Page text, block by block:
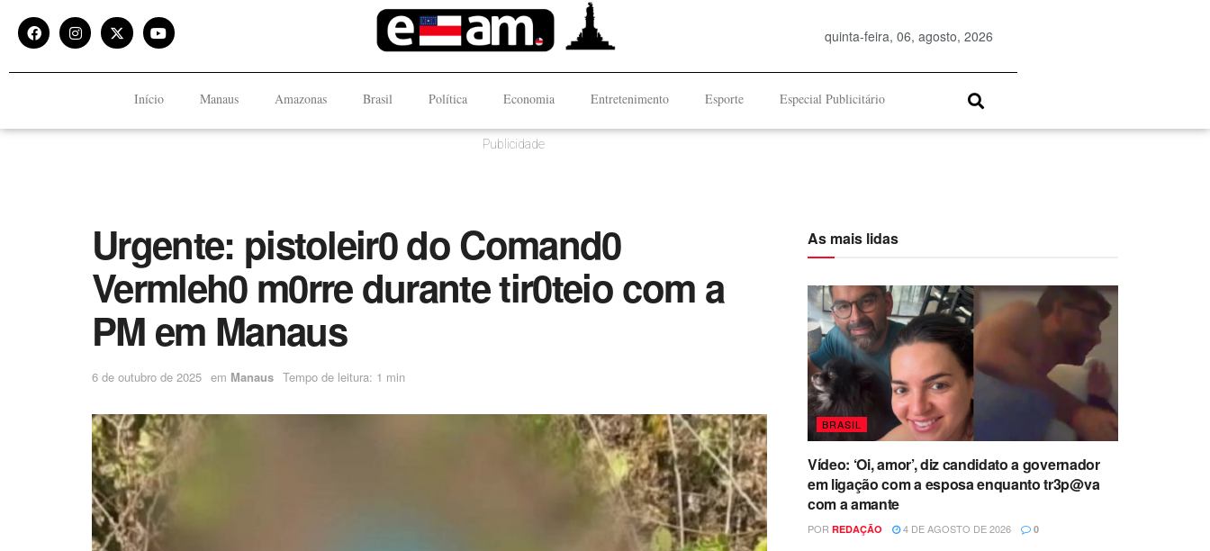
quinta-feira, 06, agosto, 2026
Início Manaus Amazonas Brasil Política Economia Entretenimento Esporte Especial Publicitário
Publicidade
Urgente: pistoleir0 do Comand0
Vermleh0 m0rre durante tir0teio com a
PM em Manaus
6 de outubro de 2025 em Manaus Tempo de leitura: 1 min
As mais lidas
BRASIL
Vídeo: ‘Oi, amor’, diz candidato a governador
em ligação com a esposa enquanto tr3p@va
com a amante
POR REDAÇÃO 4 DE AGOSTO DE 2026 0